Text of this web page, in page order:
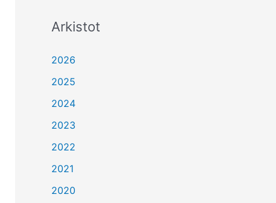
Arkistot
2026
2025
2024
2023
2022
2021
2020